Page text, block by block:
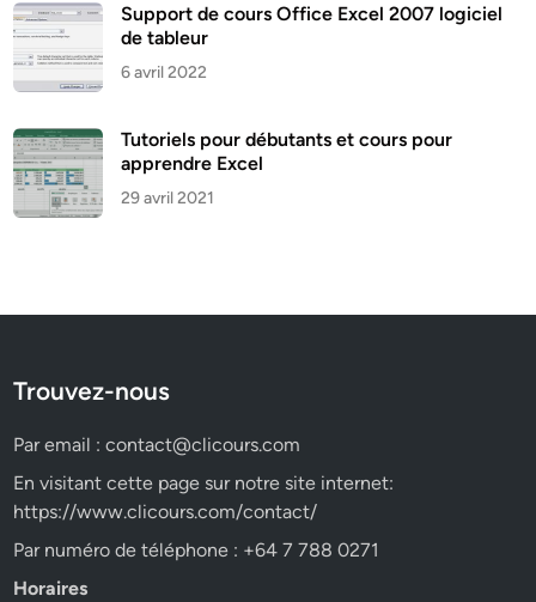
Support de cours Office Excel 2007 logiciel
de tableur
6 avril 2022
Tutoriels pour débutants et cours pour
apprendre Excel
29 avril 2021
Trouvez-nous
Par email :contact@clicours.com
En visitant cette page sur notre site internet:
https://www.clicours.com/contact/
Par numéro de téléphone : +64 7 788 0271
Horaires